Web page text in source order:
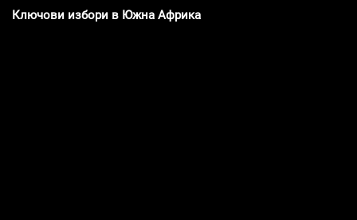
Ключови избори в Южна Африка